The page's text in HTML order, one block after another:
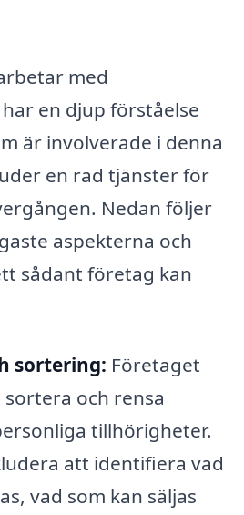
med
en djup förståelse
är involverade i denna
en rad tjänster för
Nedan följer
aspekterna och
sådant företag kan
sortering: Företaget
och rensa
tillhörigheter.
att identifiera vad
vad som kan säljas